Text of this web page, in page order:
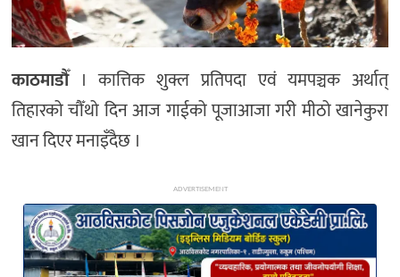
काठमाडौँ। कात्तिक शुक्ल प्रतिपदा एवं यमपञ्चक अर्थात्
तिहारको चौँथो दिन आज गाईको पूजाआजा गरी मीठो खानेकुरा
खान दिएर मनाइँदैछ ।
ADVERTISEMENT